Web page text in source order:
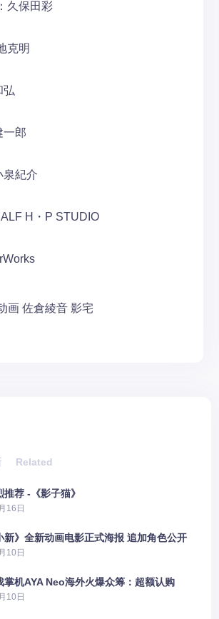
久保田彩
克明
弘
一郎
泉紀介
H・P STUDIO
画 佐倉綾音 影宅
Related
推荐 -《影子猫》
16日
新》全新动画电影正式海报 追加角色公开
10日
掌机AYA Neo海外火爆众筹：超额认购
10日